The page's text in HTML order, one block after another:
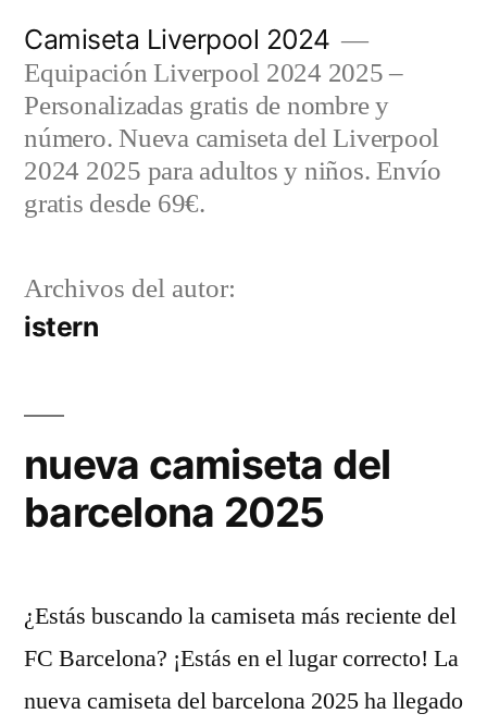
contenido
Camiseta Liverpool 2024
Equipación Liverpool 2024 2025 –
Personalizadas gratis de nombre y
número. Nueva camiseta del Liverpool
2024 2025 para adultos y niños. Envío
gratis desde 69€.
Archivos del autor:
istern
nueva camiseta del
barcelona 2025
¿Estás buscando la camiseta más reciente del
FC Barcelona? ¡Estás en el lugar correcto! La
nueva camiseta del barcelona 2025 ha llegado